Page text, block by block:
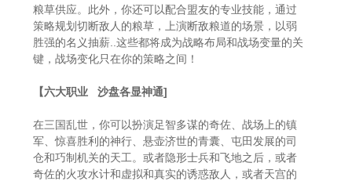
粮草供应。此外，你还可以配合盟友的专业技能，通过
策略规划切断敌人的粮草，上演断敌粮道的场景，以弱
胜强的名义抽薪..这些都将成为战略布局和战场变量的关
键，战场变化只在你的策略之间！
【六大职业 沙盘各显神通]
在三国乱世，你可以扮演足智多谋的奇佐、战场上的镇
军、惊喜胜利的神行、悬壶济世的青囊、屯田发展的司
仓和巧制机关的天工。或者隐形士兵和飞地之后，或者
奇佐的火攻水计和虚拟和真实的诱惑敌人，或者天宫的